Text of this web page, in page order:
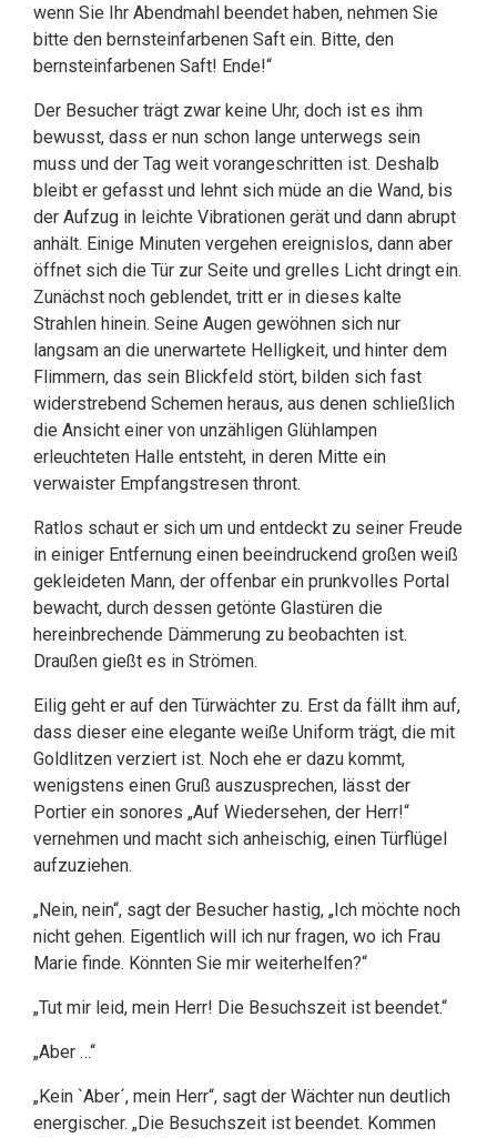
wenn Sie Ihr Abendmahl beendet haben, nehmen Sie
bitte den bernsteinfarbenen Saft ein. Bitte, den
bernsteinfarbenen Saft! Ende!“
Der Besucher trägt zwar keine Uhr, doch ist es ihm
bewusst, dass er nun schon lange unterwegs sein
muss und der Tag weit vorangeschritten ist. Deshalb
bleibt er gefasst und lehnt sich müde an die Wand, bis
der Aufzug in leichte Vibrationen gerät und dann abrupt
anhält. Einige Minuten vergehen ereignislos, dann aber
öffnet sich die Tür zur Seite und grelles Licht dringt ein.
Zunächst noch geblendet, tritt er in dieses kalte
Strahlen hinein. Seine Augen gewöhnen sich nur
langsam an die unerwartete Helligkeit, und hinter dem
Flimmern, das sein Blickfeld stört, bilden sich fast
widerstrebend Schemen heraus, aus denen schließlich
die Ansicht einer von unzähligen Glühlampen
erleuchteten Halle entsteht, in deren Mitte ein
verwaister Empfangstresen thront.
Ratlos schaut er sich um und entdeckt zu seiner Freude
in einiger Entfernung einen beeindruckend großen weiß
gekleideten Mann, der offenbar ein prunkvolles Portal
bewacht, durch dessen getönte Glastüren die
hereinbrechende Dämmerung zu beobachten ist.
Draußen gießt es in Strömen.
Eilig geht er auf den Türwächter zu. Erst da fällt ihm auf,
dass dieser eine elegante weiße Uniform trägt, die mit
Goldlitzen verziert ist. Noch ehe er dazu kommt,
wenigstens einen Gruß auszusprechen, lässt der
Portier ein sonores „Auf Wiedersehen, der Herr!“
vernehmen und macht sich anheischig, einen Türflügel
aufzuziehen.
„Nein, nein“, sagt der Besucher hastig, „Ich möchte noch
nicht gehen. Eigentlich will ich nur fragen, wo ich Frau
Marie finde. Könnten Sie mir weiterhelfen?“
„Tut mir leid, mein Herr! Die Besuchszeit ist beendet.“
„Aber …“
„Kein `Aber´, mein Herr“, sagt der Wächter nun deutlich
energischer. „Die Besuchszeit ist beendet. Kommen